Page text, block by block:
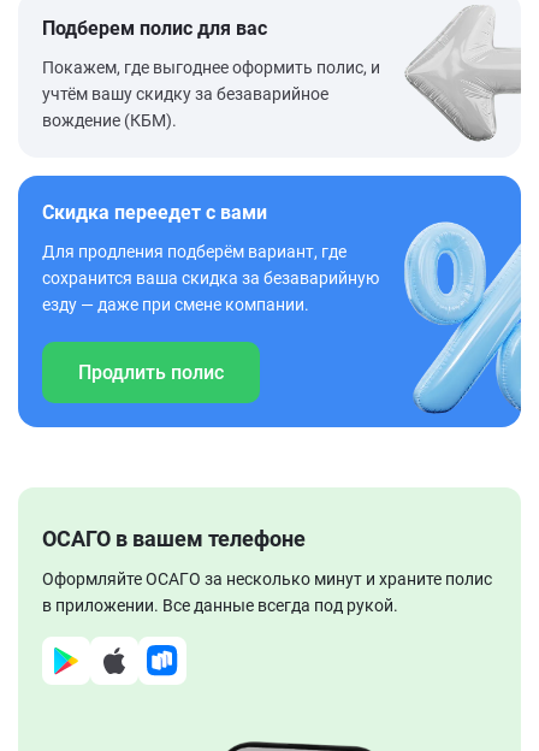
Подберем полис для вас
Покажем, где выгоднее оформить полис, и
учтём вашу скидку за безаварийное
вождение (КБМ).
Скидка переедет с вами
Для продления подберём вариант, где
сохранится ваша скидка за безаварийную
езду — даже при смене компании.
Продлить полис
ОСАГО в вашем телефоне
Оформляйте ОСАГО за несколько минут и храните полис
в приложении. Все данные всегда под рукой.